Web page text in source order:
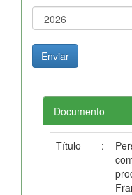
Documento
Título :